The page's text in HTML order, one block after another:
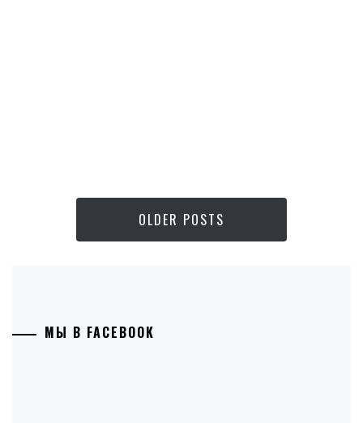
OLDER POSTS
МЫ В FACEBOOK